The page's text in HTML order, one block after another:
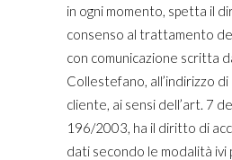
in ogni momento, spetta il
consenso al trattamento
con comunicazione scritta
Collestefano, all’indirizzo di
cliente, ai sensi dell’art. 7
196/2003, ha il diritto di
dati secondo le modalità ivi